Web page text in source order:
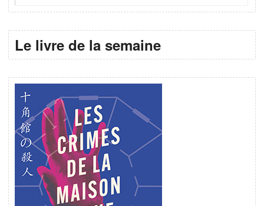
Le livre de la semaine